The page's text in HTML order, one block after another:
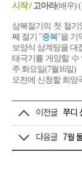
시작/ 고아라(배우) (
삼복절기의 첫 절기
째 절기 "중복"을 기
보양식 삼계탕을 대
태극기를 게양할 수
주 화요일(7월16일)
오전에 신청할 희망
이전글 쭈디
다음글